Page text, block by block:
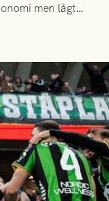
men lågt
och individuell